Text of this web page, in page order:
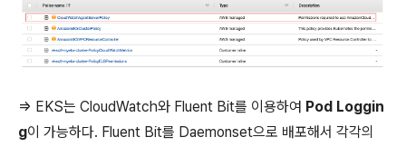
=> EKS는 CloudWatch와 Fluent Bit를 이용하여 Pod Loggin
g이 가능하다. Fluent Bit를 Daemonset으로 배포해서 각각의